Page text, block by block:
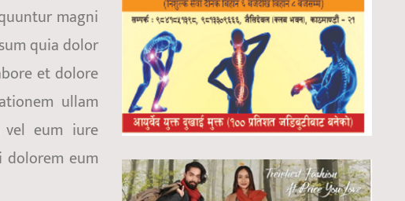
magni
quia dolor
et dolore
ullam
vel eum iure
eum